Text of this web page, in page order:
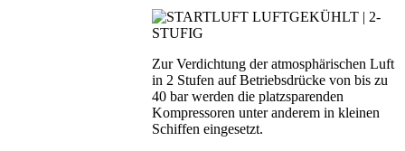
Zur Verdichtung der atmosphärischen Luft
in 2 Stufen auf Betriebsdrücke von bis zu
40 bar werden die platzsparenden
Kompressoren unter anderem in kleinen
Schiffen eingesetzt.